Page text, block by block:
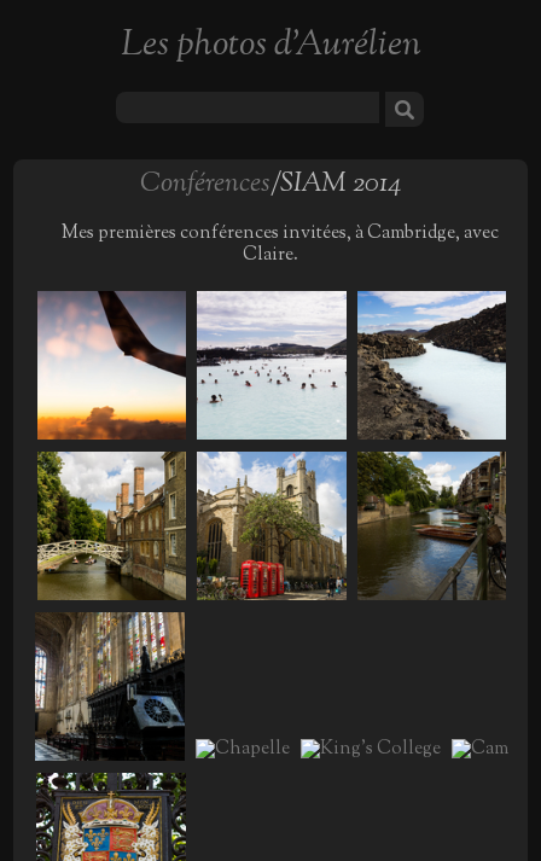
Les photos d'Aurélien
Conférences/SIAM 2014
Mes premières conférences invitées, à Cambridge, avec
Claire.